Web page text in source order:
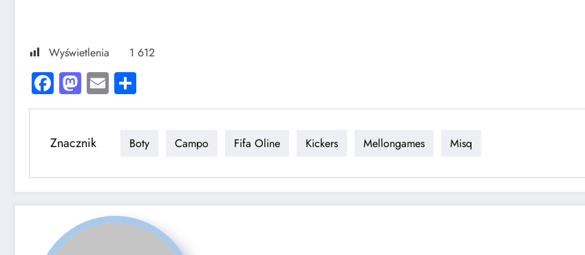
Wyświetlenia 1 612
Facebook
Mastodon
Email
Znacznik Boty Campo Fifa Oline Kickers Mellongames Misq